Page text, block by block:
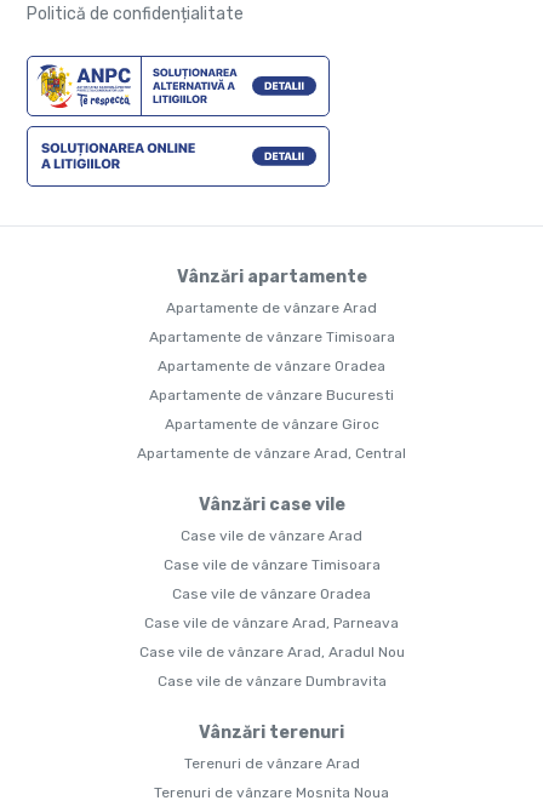
Politică de confidențialitate
Vânzări apartamente
Apartamente de vânzare Arad
Apartamente de vânzare Timisoara
Apartamente de vânzare Oradea
Apartamente de vânzare Bucuresti
Apartamente de vânzare Giroc
Apartamente de vânzare Arad, Central
Vânzări case vile
Case vile de vânzare Arad
Case vile de vânzare Timisoara
Case vile de vânzare Oradea
Case vile de vânzare Arad, Parneava
Case vile de vânzare Arad, Aradul Nou
Case vile de vânzare Dumbravita
Vânzări terenuri
Terenuri de vânzare Arad
Terenuri de vânzare Mosnita Noua